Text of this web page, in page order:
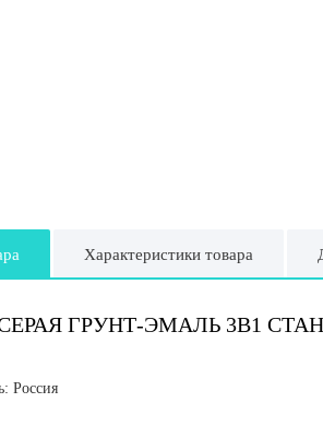
Характеристики товара
ГРУНТ-ЭМАЛЬ 3В1
Россия